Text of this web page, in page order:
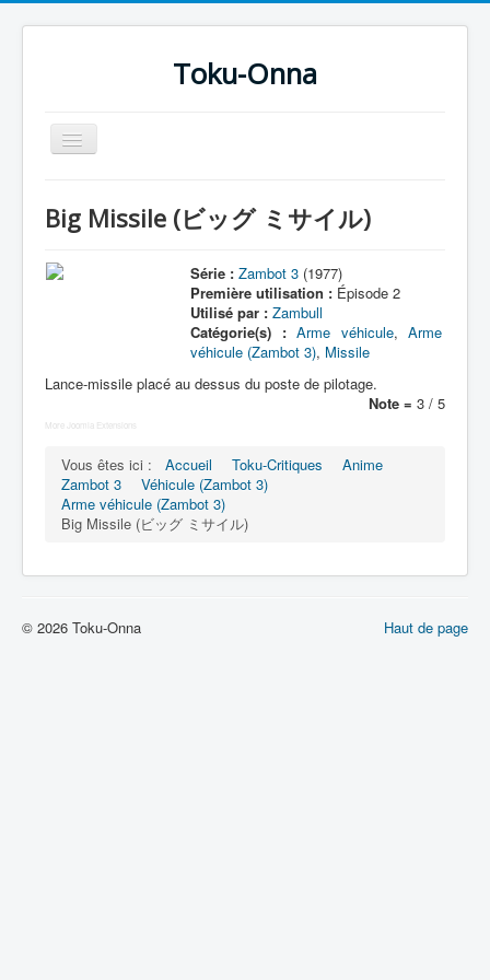
Toku-Onna
Basculer
la
Toku-Actrices
Toku-Critiques
COSAA
Lexique
Muteki chôjin Zambot 3 (無敵 超人
invincible Zambot 3
Série
Big Missile (ビッグ ミサイル)
Série : Zambot 3 (1977)
Première utilisation : Épisode 2
Utilisé par : Zambull
Catégorie(s) : Arme véhicule,Arme
véhicule (Zambot 3), Missile
Lance-missile placé au dessus du poste de pilotage.
Note = 3 / 5
More Joomla Extensions
Vous êtes ici : Accueil Toku-Critiques
Anime
Zambot 3
Véhicule (Zambot 3)
Arme véhicule (Zambot 3)
Big Missile (ビッグ ミサイル)
Haut de page
© 2026 Toku-Onna